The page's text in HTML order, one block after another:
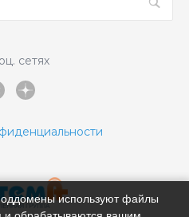
сетях
используют файлы